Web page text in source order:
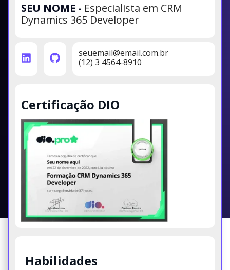
SEU NOME - Especialista em CRM
Dynamics 365 Developer
seuemail@email.com.br
(12) 3 4564-8910
Certificação DIO
Habilidades